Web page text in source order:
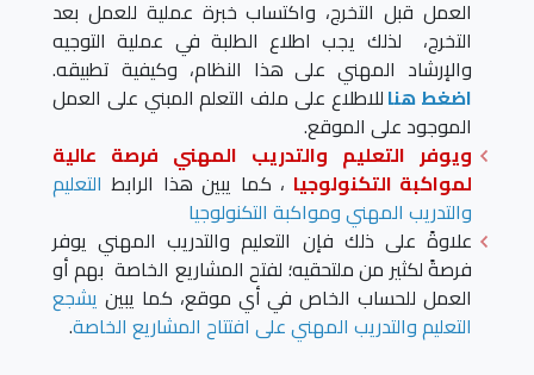
العمل قبل التخرج، واكتساب خبرة عملية للعمل بعد
التخرج، لذلك يجب اطلاع الطلبة في عملية التوجيه
والإرشاد المهني على هذا النظام، وكيفية تطبيقه.
اضغط هناللاطلاع على ملف التعلم المبني على العمل
الموجود على الموقع.
ويوفر التعليم والتدريب المهني فرصة عالية
لمواكبة التكنولوجيا ، كما يبين هذا الرابط التعليم
والتدريب المهني ومواكبة التكنولوجيا
علاوةً على ذلك فإن التعليم والتدريب المهني يوفر
فرصةً لكثير من ملتحقيه؛ لفتح المشاريع الخاصة بهم أو
العمل للحساب الخاص في أي موقع، كما يبين يشجع
التعليم والتدريب المهني على افتتاح المشاريع الخاصة.